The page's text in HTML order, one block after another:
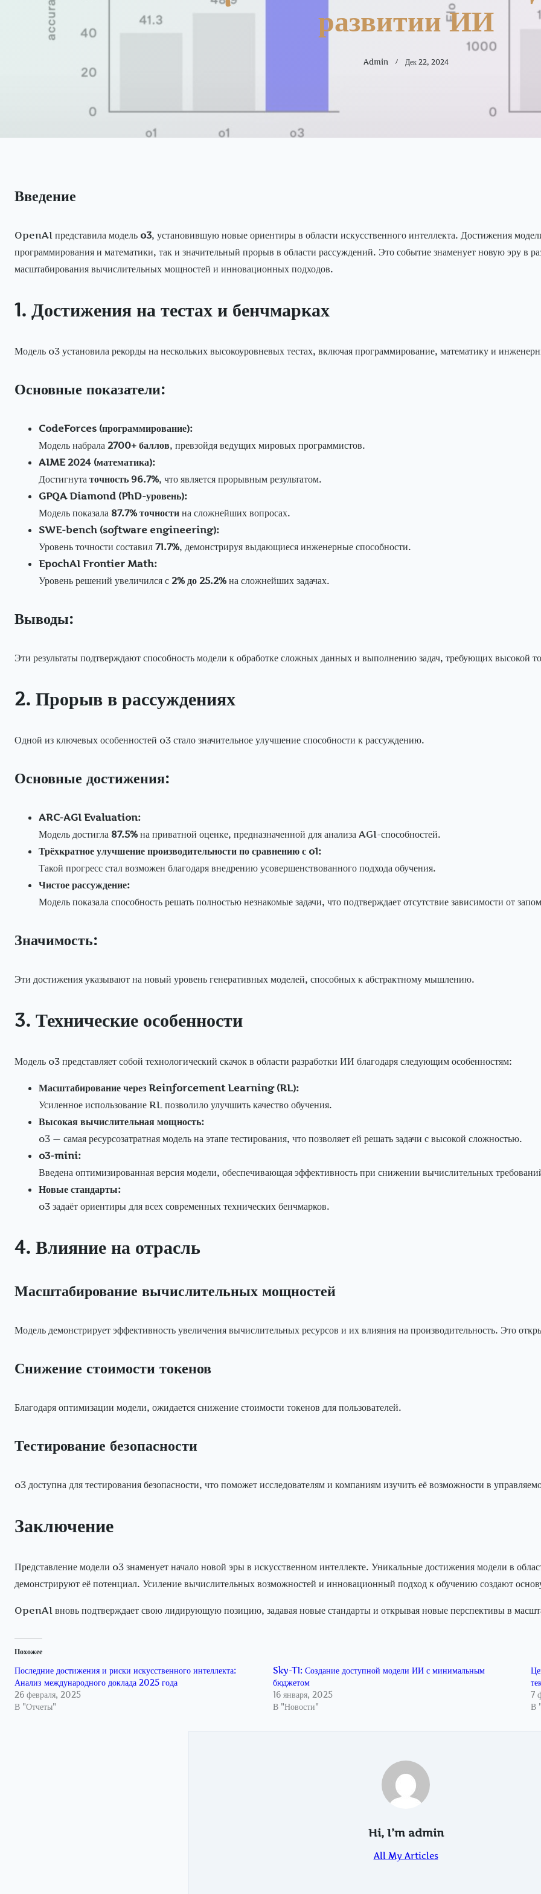
развитии ИИ
Admin Дек 22, 2024
Введение
OpenAI представила модель o3, установившую новые ориентиры в области искусственного интеллекта. Достижения
программирования и математики, так и значительный прорыв в области рассуждений. Это событие знаменует новую эру в
масштабирования вычислительных мощностей и инновационных подходов.
1. Достижения на тестах и бенчмарках
Модель o3 установила рекорды на нескольких высокоуровневых тестах, включая программирование, математику и
Основные показатели:
CodeForces (программирование):
Модель набрала 2700+ баллов, превзойдя ведущих мировых программистов.
AIME 2024 (математика):
Достигнута точность 96.7%, что является прорывным результатом.
GPQA Diamond (PhD-уровень):
Модель показала 87.7% точности на сложнейших вопросах.
SWE-bench (software engineering):
Уровень точности составил 71.7%, демонстрируя выдающиеся инженерные способности.
EpochAI Frontier Math:
Уровень решений увеличился с 2% до 25.2% на сложнейших задачах.
Выводы:
Эти результаты подтверждают способность модели к обработке сложных данных и выполнению задач, требующих высокой
2. Прорыв в рассуждениях
Одной из ключевых особенностей o3 стало значительное улучшение способности к рассуждению.
Основные достижения:
ARC-AGI Evaluation:
Модель достигла 87.5% на приватной оценке, предназначенной для анализа AGI-способностей.
Трёхкратное улучшение производительности по сравнению с o1:
Такой прогресс стал возможен благодаря внедрению усовершенствованного подхода обучения.
Чистое рассуждение:
Модель показала способность решать полностью незнакомые задачи, что подтверждает отсутствие зависимости от
Значимость:
Эти достижения указывают на новый уровень генеративных моделей, способных к абстрактному мышлению.
3. Технические особенности
Модель o3 представляет собой технологический скачок в области разработки ИИ благодаря следующим особенностям:
Масштабирование через Reinforcement Learning (RL):
Усиленное использование RL позволило улучшить качество обучения.
Высокая вычислительная мощность:
o3 — самая ресурсозатратная модель на этапе тестирования, что позволяет ей решать задачи с высокой сложностью.
o3-mini:
Введена оптимизированная версия модели, обеспечивающая эффективность при снижении вычислительных
Новые стандарты:
o3 задаёт ориентиры для всех современных технических бенчмарков.
4. Влияние на отрасль
Масштабирование вычислительных мощностей
Модель демонстрирует эффективность увеличения вычислительных ресурсов и их влияния на производительность. Это
Снижение стоимости токенов
Благодаря оптимизации модели, ожидается снижение стоимости токенов для пользователей.
Тестирование безопасности
o3 доступна для тестирования безопасности, что поможет исследователям и компаниям изучить её возможности в
Заключение
Представление модели o3 знаменует начало новой эры в искусственном интеллекте. Уникальные достижения модели в
демонстрируют её потенциал. Усиление вычислительных возможностей и инновационный подход к обучению создают
OpenAI вновь подтверждает свою лидирующую позицию, задавая новые стандарты и открывая новые перспективы в
Похожее
Последние достижения и риски искусственного интеллекта:
Анализ международного доклада 2025 года
26 февраля, 2025
В "Отчеты"
Sky-T1: Создание доступной модели ИИ с минимальным
бюджетом
16 января, 2025
В "Новости"
7
В
Hi, I’m admin
All My Articles